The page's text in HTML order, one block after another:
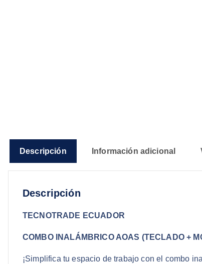
Descripción Información adicional
Descripción
TECNOTRADE ECUADOR
COMBO INALÁMBRICO AOAS (TECLADO +
¡Simplifica tu espacio de trabajo con el combo